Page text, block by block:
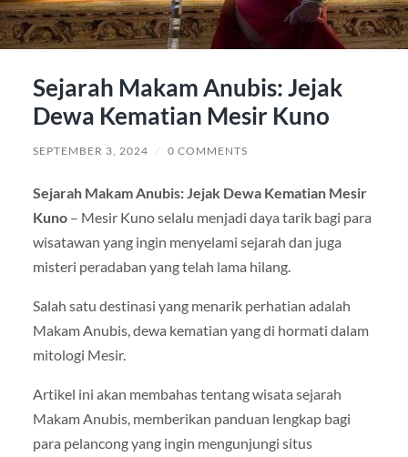
Sejarah Makam Anubis: Jejak
Dewa Kematian Mesir Kuno
SEPTEMBER 3, 2024 / 0 COMMENTS
Sejarah Makam Anubis: Jejak Dewa Kematian Mesir
Kuno– Mesir Kuno selalu menjadi daya tarik bagi para
wisatawan yang ingin menyelami sejarah dan juga
misteri peradaban yang telah lama hilang.
Salah satu destinasi yang menarik perhatian adalah
Makam Anubis, dewa kematian yang di hormati dalam
mitologi Mesir.
Artikel ini akan membahas tentang wisata sejarah
Makam Anubis, memberikan panduan lengkap bagi
para pelancong yang ingin mengunjungi situs